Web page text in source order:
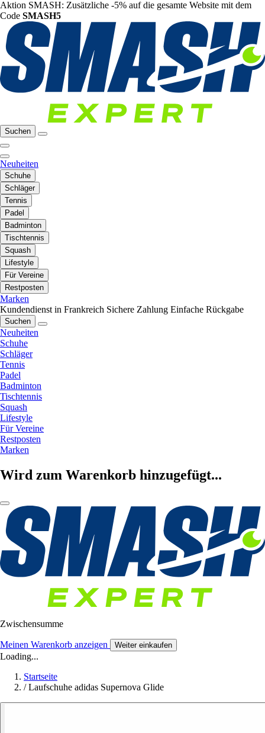
Aktion SMASH: Zusätzliche -5% auf die gesamte Website mit dem
Code SMASH5
Suchen
Neuheiten
Schuhe
Schläger
Tennis
Padel
Badminton
Tischtennis
Squash
Lifestyle
Für Vereine
Restposten
Marken
Kundendienst in Frankreich Sichere Zahlung Einfache Rückgabe
Suchen
Neuheiten
Schuhe
Schläger
Tennis
Padel
Badminton
Tischtennis
Squash
Lifestyle
Für Vereine
Restposten
Marken
Wird zum Warenkorb hinzugefügt...
Zwischensumme
Meinen Warenkorb anzeigen Weiter einkaufen
Loading...
Startseite
/ Laufschuhe adidas Supernova Glide